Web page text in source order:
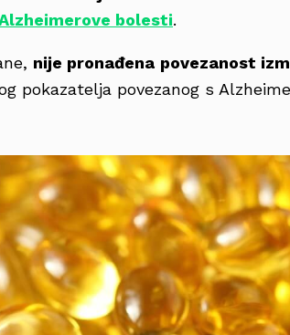
bolesti.
nije pronađena povezanost
pokazatelja povezanog s